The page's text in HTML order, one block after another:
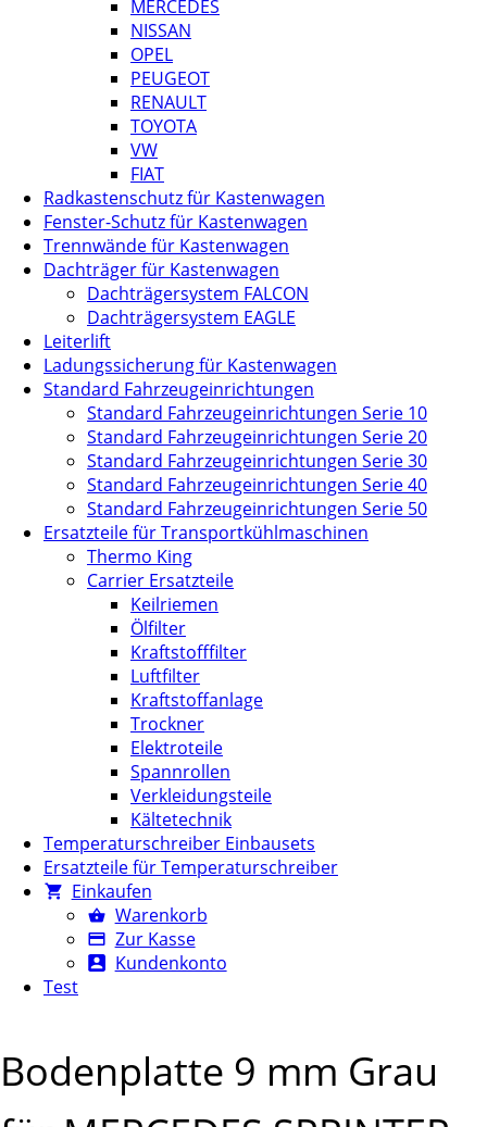
MERCEDES
NISSAN
OPEL
PEUGEOT
RENAULT
TOYOTA
VW
FIAT
Radkastenschutz für Kastenwagen
Fenster-Schutz für Kastenwagen
Trennwände für Kastenwagen
Dachträger für Kastenwagen
Dachträgersystem FALCON
Dachträgersystem EAGLE
Leiterlift
Ladungssicherung für Kastenwagen
Standard Fahrzeugeinrichtungen
Standard Fahrzeugeinrichtungen Serie 10
Standard Fahrzeugeinrichtungen Serie 20
Standard Fahrzeugeinrichtungen Serie 30
Standard Fahrzeugeinrichtungen Serie 40
Standard Fahrzeugeinrichtungen Serie 50
Ersatzteile für Transportkühlmaschinen
Thermo King
Carrier Ersatzteile
Keilriemen
Ölfilter
Kraftstofffilter
Luftfilter
Kraftstoffanlage
Trockner
Elektroteile
Spannrollen
Verkleidungsteile
Kältetechnik
Temperaturschreiber Einbausets
Ersatzteile für Temperaturschreiber
Einkaufen
Warenkorb
Zur Kasse
Kundenkonto
Test
Bodenplatte 9 mm Grau